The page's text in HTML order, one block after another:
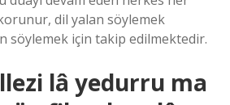
dil yalan söylemek
söylemek için takip edilmektedir.
lâ yedurru ma